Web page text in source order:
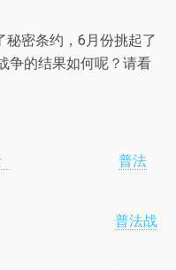
秘密条约，6月份挑起了
争的结果如何呢？请看
普法
普法战